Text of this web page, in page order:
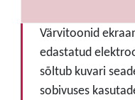
Värvitoonid
edastatud
sõltub kuvari
sobivuses